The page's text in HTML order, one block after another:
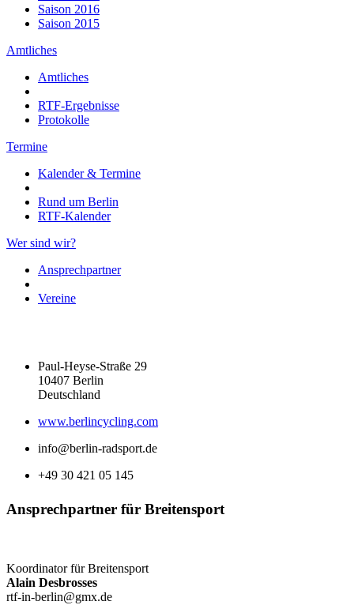
Saison 2016
Saison 2015
Amtliches
Amtliches
RTF-Ergebnisse
Protokolle
Termine
Kalender & Termine
Rund um Berlin
RTF-Kalender
Wer sind wir?
Ansprechpartner
Vereine
Paul-Heyse-Straße 29
10407 Berlin
Deutschland
www.berlincycling.com
info@berlin-radsport.de
+49 30 421 05 145
Ansprechpartner für Breitensport
Koordinator für Breitensport
Alain Desbrosses
rtf-in-berlin@gmx.de